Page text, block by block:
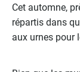
Cet automne,
répartis dans
aux urnes pour